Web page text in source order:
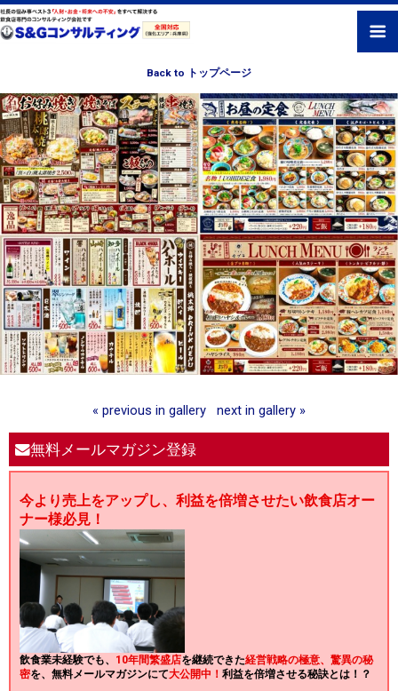
Back to トップページ
« previous in gallery next in gallery »
無料メールマガジン登録
今より売上をアップし、利益を倍増させたい飲食店オー
ナー様必見！
飲食業未経験でも、 10年間繁盛店を継続できた経営戦略の極意、驚異の秘
密を、無料メールマガジンにて大公開中！ 利益を倍増させる秘訣とは！？